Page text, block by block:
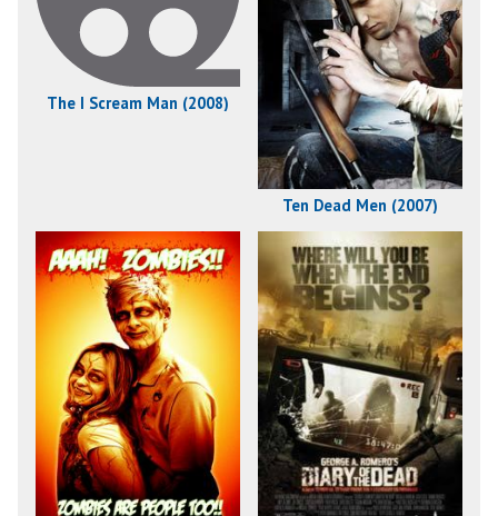
The I Scream Man (2008)
Ten Dead Men (2007)